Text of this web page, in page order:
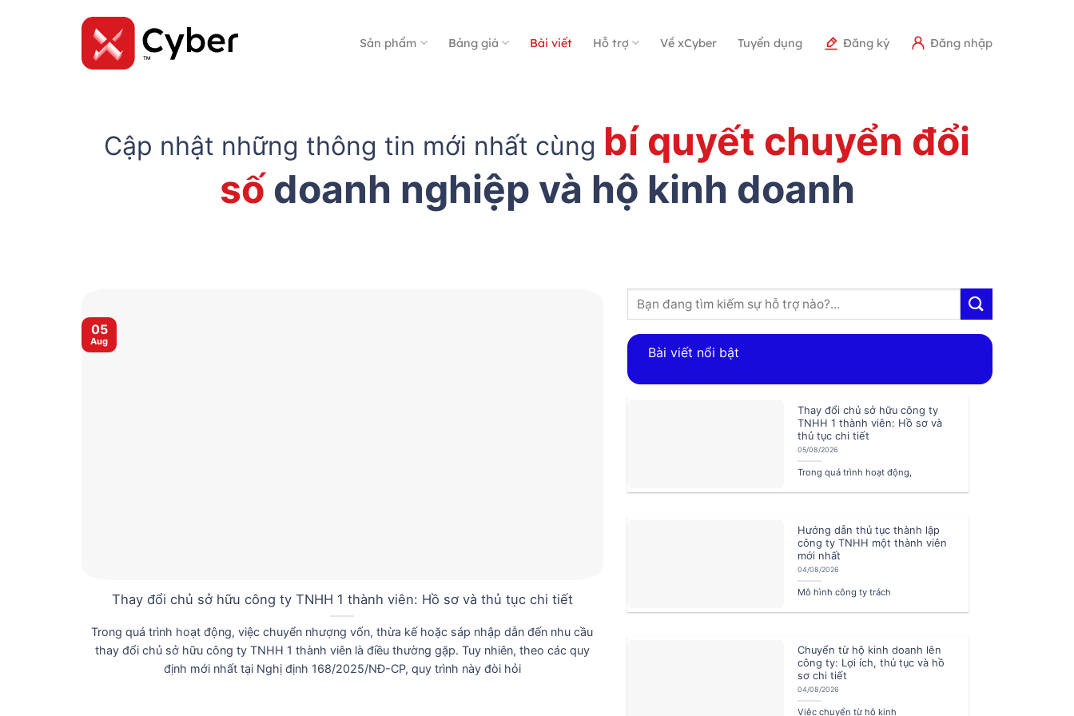
Sản phẩm Bảng giá Bài viết Hỗ trợ Về xCyber Tuyển dụng Đăng ký Đăng nhập
Cập nhật những thông tin mới nhất cùng bí quyết chuyển đổi
sốdoanh nghiệp và hộ kinh doanh
Thay đổi chủ sở hữu công ty TNHH 1 thành viên: Hồ sơ và thủ tục chi tiết
Trong quá trình hoạt động, việc chuyển nhượng vốn, thừa kế hoặc sáp nhập dẫn đến nhu cầu
thay đổi chủ sở hữu công ty TNHH 1 thành viên là điều thường gặp. Tuy nhiên, theo các quy
định mới nhất tại Nghị định 168/2025/NĐ-CP, quy trình này đòi hỏi
05
Aug
Hướng dẫn thủ tục thành lập công ty TNHH một thành viên
cá nhân và tổ chức khi bắt đầu khởi nghiệp. Với ưu điểm về sự độc lập trong
chế độ trách nhiệm hữu hạn trong phạm vi
Bài viết nổi bật
Thay đổi chủ sở hữu công ty
TNHH 1 thành viên: Hồ sơ và
thủ tục chi tiết
05/08/2026
Trong quá trình hoạt động,
Hướng dẫn thủ tục thành lập
công ty TNHH một thành viên
mới nhất
04/08/2026
Mô hình công ty trách
Chuyển từ hộ kinh doanh lên
công ty: Lợi ích, thủ tục và hồ
sơ chi tiết
04/08/2026
Việc chuyển từ hộ kinh